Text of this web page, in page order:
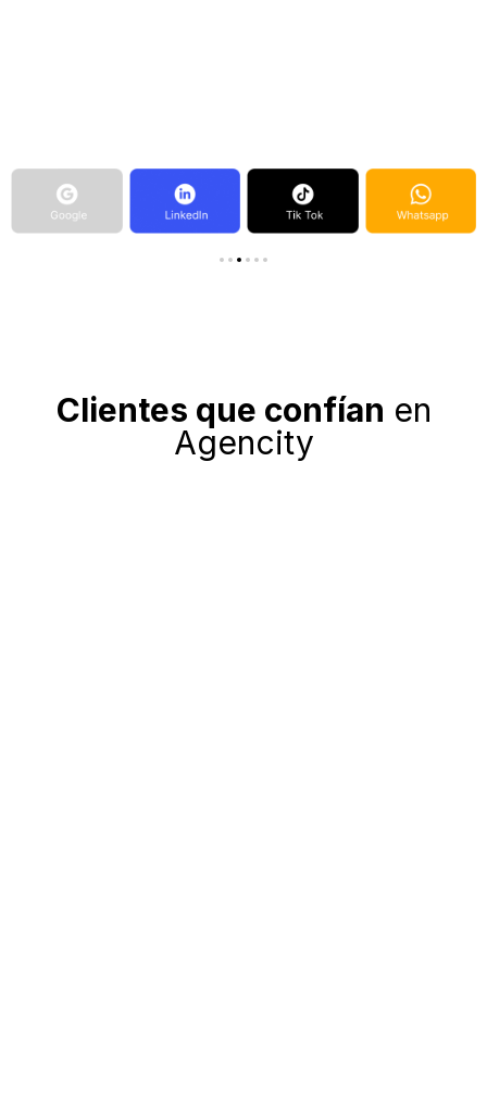
Clientes que confían en
Agencity